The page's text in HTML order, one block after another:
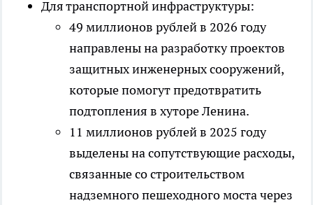
Для транспортной инфраструктуры:
49 миллионов рублей в 2026 году
направлены на разработку проектов
защитных инженерных сооружений,
которые помогут предотвратить
подтопления в хуторе Ленина.
11 миллионов рублей в 2025 году
выделены на сопутствующие расходы,
связанные со строительством
надземного пешеходного моста через